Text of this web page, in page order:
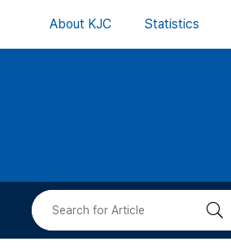
About KJC Statistics